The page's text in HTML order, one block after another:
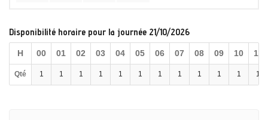
Disponibilité horaire pour la journée 21/10/2026
H 00 01 02 03 04 05 06 07 08 09 10 11
Qté 1 1 1 1 1 1 1 1 1 1 1 1